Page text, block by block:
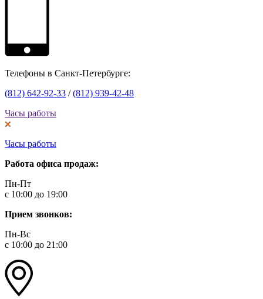
Телефоны в Санкт-Петербурге:
(812) 642-92-33 /(812) 939-42-48
Часы работы
Часы работы
Работа офиса продаж:
Пн-Пт
с 10:00 до 19:00
Прием звонков:
Пн-Вс
с 10:00 до 21:00